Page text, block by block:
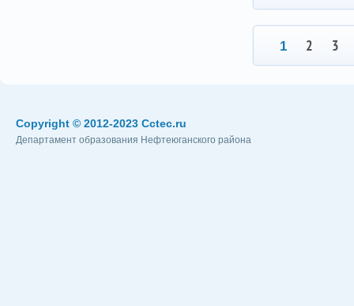
1 2 3
Copyright © 2012-2023 Cctec.ru
Департамент образования Нефтеюганского района